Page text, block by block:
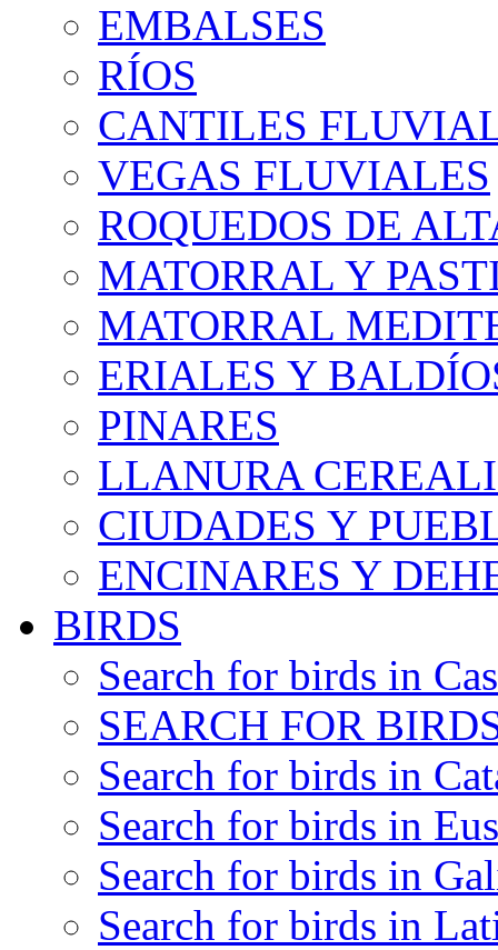
EMBALSES
RÍOS
CANTILES
VEGAS FLUVIALES
ROQUEDOS DE
MATORRAL Y
MATORRAL
ERIALES Y
PINARES
LLANURA
CIUDADES Y
ENCINARES Y
BIRDS
Search for birds in
SEARCH FOR
Search for birds in
Search for birds in
Search for birds in
Search for birds in